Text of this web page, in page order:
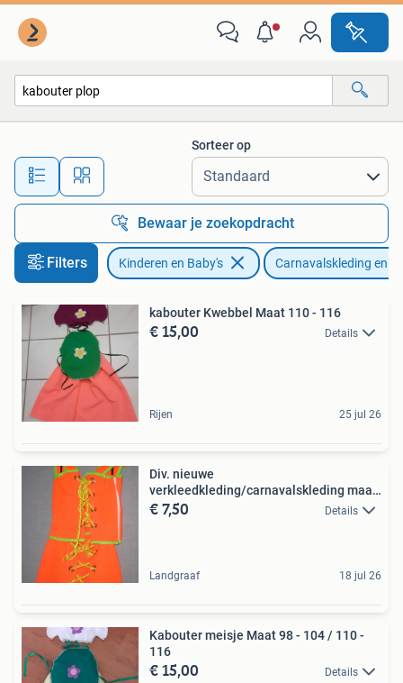
Alle afstanden…
Sorteer op
Bewaar je zoekopdracht
Filters Kinderen en Baby's Carnavalskleding en
kabouter Kwebbel Maat 110 - 116
€ 15,00 Details
Rijen 25 jul 26
Div. nieuwe
verkleedkleding/carnavalskleding maat
164,
€ 7,50 Details
Landgraaf 18 jul 26
Kabouter meisje Maat 98 - 104 / 110 -
116
€ 15,00 Details